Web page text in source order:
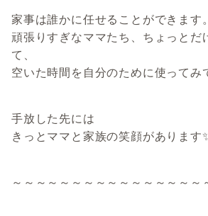
家事は誰かに任せることができます。
頑張りすぎなママたち、ちょっとだ
て、
空いた時間を自分のために使ってみ
手放した先には
きっとママと家族の笑顔があります
～～～～～～～～～～～～～～～～